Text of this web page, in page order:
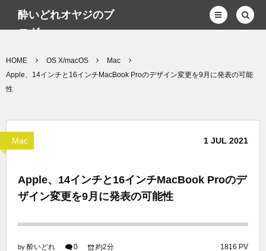
酔いどれオヤジのブ
ログwp
HOME OS X/macOS
Mac
Apple、14インチと16インチMacBook Proのデザイン変更を9月に発表の可能
性
Mac 1 JUL 2021
Apple、14インチと16インチMacBook Proのデ
ザイン変更を9月に発表の可能性
by 酔いどれ 0 1816 PV
約2分